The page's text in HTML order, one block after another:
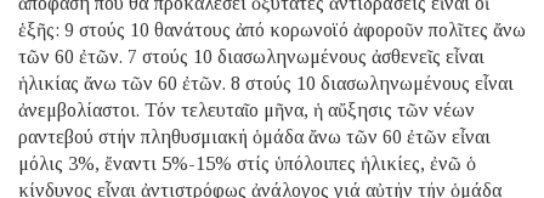
ἑξῆς: 9 στούς 10 θανάτους ἀπό κορωνοϊό ἀφοροῦν πολῖτες ἄνω
τῶν 60 ἐτῶν. 7 στούς 10 διασωληνωμένους ἀσθενεῖς εἶναι
ἡλικίας ἄνω τῶν 60 ἐτῶν. 8 στούς 10 διασωληνωμένους εἶναι
ἀνεμβολίαστοι. Τόν τελευταῖο μῆνα, ἡ αὔξησις τῶν νέων
ραντεβού στήν πληθυσμιακή ὁμάδα ἄνω τῶν 60 ἐτῶν εἶναι
μόλις 3%, ἔναντι 5%-15% στίς ὑπόλοιπες ἡλικίες, ἐνῶ ὁ
κίνδυνος εἶναι ἀντιστρόφως ἀνάλογος γιά αὐτήν τήν ὁμάδα